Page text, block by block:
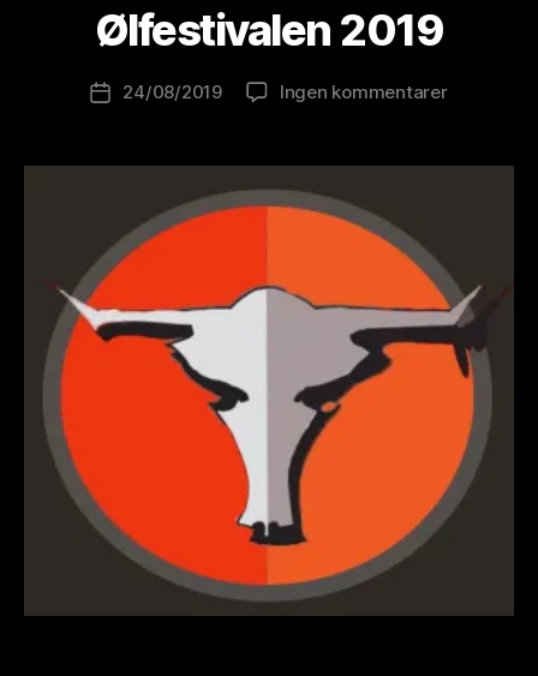
Ølfestivalen 2019
Innleggsforfatter
l
o
n
Publiseringsdato
24/08/2019 Ingen kommentarertil